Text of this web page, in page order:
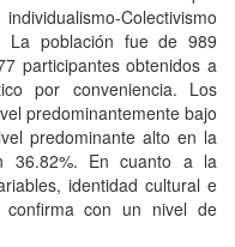
Colectivismo
La población fue de 989
participantes obtenidos a
por conveniencia. Los
predominantemente bajo
predominante alto en la
36.82%. En cuanto a la
identidad cultural e
confirma con un nivel de